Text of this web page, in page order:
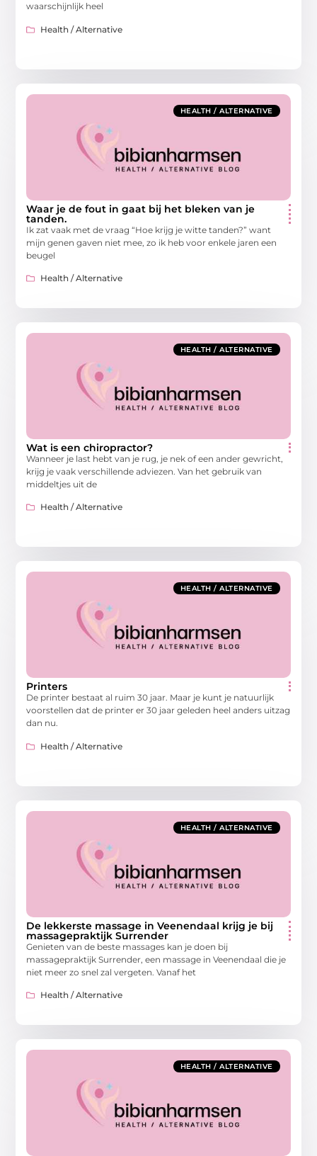
waarschijnlijk heel
Health / Alternative
HEALTH / ALTERNATIVE
Waar je de fout in gaat bij het bleken van je
tanden.
Ik zat vaak met de vraag “Hoe krijg je witte tanden?” want
mijn genen gaven niet mee, zo ik heb voor enkele jaren een
beugel
Health / Alternative
HEALTH / ALTERNATIVE
Wat is een chiropractor?
Wanneer je last hebt van je rug, je nek of een ander gewricht,
krijg je vaak verschillende adviezen. Van het gebruik van
middeltjes uit de
Health / Alternative
HEALTH / ALTERNATIVE
Printers
De printer bestaat al ruim 30 jaar. Maar je kunt je natuurlijk
voorstellen dat de printer er 30 jaar geleden heel anders uitzag
dan nu.
Health / Alternative
HEALTH / ALTERNATIVE
De lekkerste massage in Veenendaal krijg je bij
massagepraktijk Surrender
Genieten van de beste massages kan je doen bij
massagepraktijk Surrender, een massage in Veenendaal die je
niet meer zo snel zal vergeten. Vanaf het
Health / Alternative
HEALTH / ALTERNATIVE